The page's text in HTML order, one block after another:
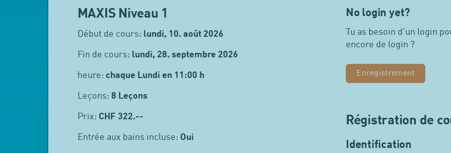
MAXIS Niveau 1
Début de cours: lundi, 10. août 2026
Fin de cours: lundi, 28. septembre 2026
heure: chaque Lundi en 11:00 h
Leçons: 8 Leçons
Prix: CHF 322.--
Entrée aux bains incluse: Oui
No login yet?
Tu as besoin d'un login
encore de login ?
Enregistrement
Régistration de
Identification